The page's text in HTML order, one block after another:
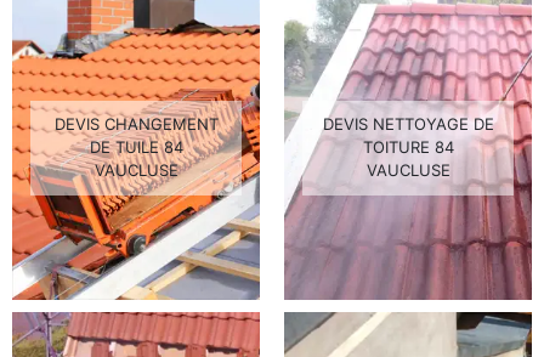
DEVIS CHANGEMENT
DE TUILE 84
VAUCLUSE
DEVIS NETTOYAGE DE
TOITURE 84
VAUCLUSE